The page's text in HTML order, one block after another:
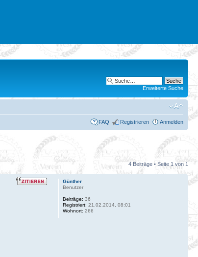
Erweiterte Suche
FAQ Registrieren Anmelden
4 Beiträge • Seite 1 von 1
Günther
Benutzer
Beiträge: 36
Registriert: 21.02.2014, 08:01
Wohnort: 266